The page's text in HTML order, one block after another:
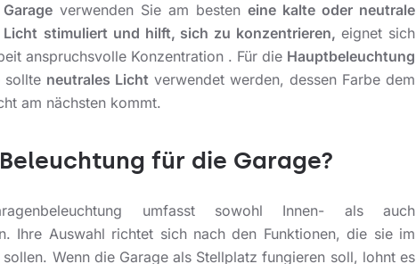
verwenden Sie am besten eine kalte oder neutrale
Licht stimuliert und hilft, sich zu konzentrieren, eignet sich
anspruchsvolle Konzentration . Für die Hauptbeleuchtung
sollte neutrales Licht verwendet werden, dessen Farbe dem
am nächsten kommt.
für die Garage?
umfasst sowohl Innen- als auch
Ihre Auswahl richtet sich nach den Funktionen, die sie im
sollen. Wenn die Garage als Stellplatz fungieren soll, lohnt es